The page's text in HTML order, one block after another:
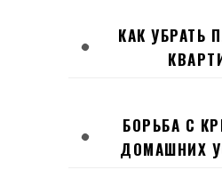
КАК УБРАТЬ
БОРЬБА С
ДОМАШНИХ